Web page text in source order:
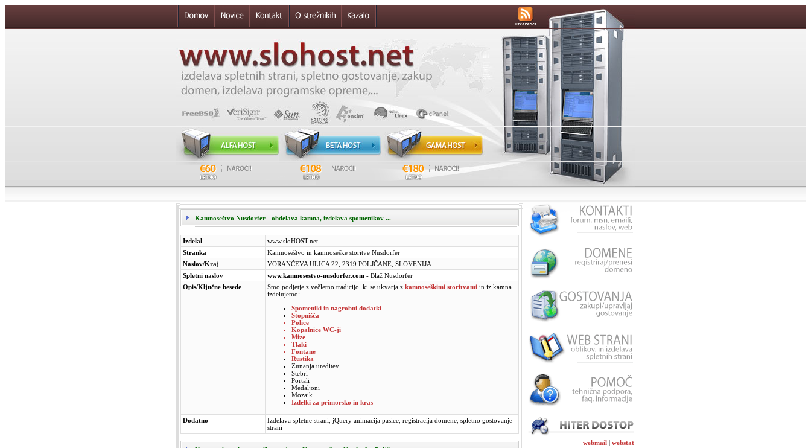
Kamnoseštvo Nusdorfer - obdelava kamna, izdelava spomenikov ...
Izdelal
www.sloHOST.net
Stranka
Kamnoseštvo in kamnoseške storitve Nusdorfer
Naslov/Kraj
VORANČEVA ULICA 22, 2319 POLJČANE, SLOVENIJA
Spletni naslov
www.kamnosestvo-nusdorfer.com - Blaž Nusdorfer
Opis/Ključne besede
Smo podjetje z večletno tradicijo, ki se ukvarja z kamnoseškimi storitvami in iz kamna
izdelujemo:
Spomeniki in nagrobni dodatki
Stopnišča
Police
Kopalnice WC-ji
Mize
Tlaki
Fontane
Rustika
Zunanja ureditev
Stebri
Portali
Medaljoni
Mozaik
Izdelki za primorsko in kras
Dodatno
Izdelava spletne strani, jQuery animacija pasice, registracija domene, spletno gostovanje
strani
webmail | webstat